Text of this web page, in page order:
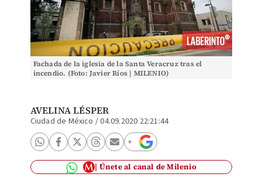
Fachada de la iglesia de la Santa Veracruz tras el
incendio. (Foto: Javier Ríos | MILENIO)
AVELINA LÉSPER
Ciudad de México /04.09.2020 22:21:44
Únete al canal de Milenio